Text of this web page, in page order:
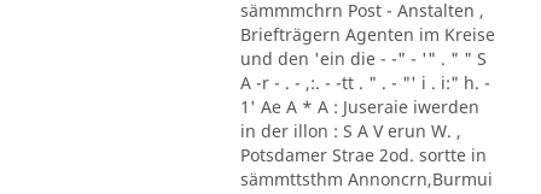
sämmmchrn Post - Anstalten ,
Briefträgern Agenten im Kreise
und den 'ein die - -" - '" . " " S
A -r - . - ,:. - -tt . " . - "' i . i:" h. -
1' Ae A * A : Juseraie iwerden
in der illon : S A V erun W. ,
Potsdamer Strae 2od. sortte in
sämmttsthm Annoncrn,Burmui